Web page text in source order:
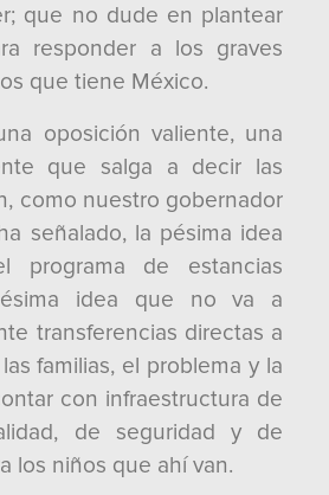
que no dude en plantear
responder a los graves
que tiene México.
oposición valiente, una
que salga a decir las
como nuestro gobernador
señalado, la pésima idea
programa de estancias
idea que no va a
transferencias directas a
familias, el problema y la
con infraestructura de
de seguridad y de
los niños que ahí van.